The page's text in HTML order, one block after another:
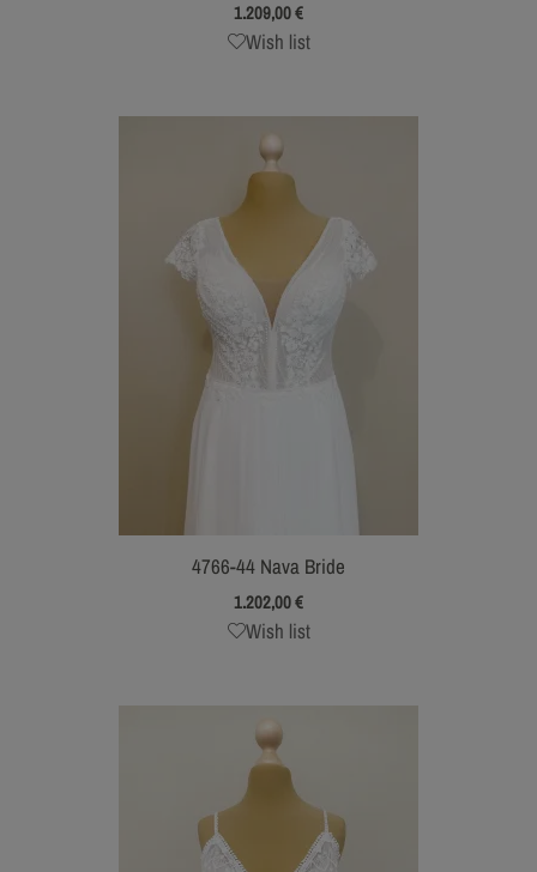
1.209,00€
Wish list
4766-44 Nava Bride
1.202,00€
Wish list